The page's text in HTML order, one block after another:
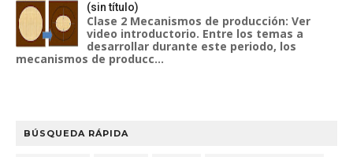
(sin título)
Clase 2 Mecanismos de producción: Ver
video introductorio. Entre los temas a
desarrollar durante este periodo, los
mecanismos de producc...
BÚSQUEDA RÁPIDA